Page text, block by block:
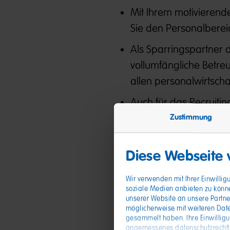
Zustimmung
Diese
Wir verwenden mit Ihrer
soziale Medien anbieten zu
unserer Website an unsere
möglicherweise mit weiteren
gesammelt haben. Ihre
angemessenes
Mit Ihrem
Sie den
Als Sparringspartner
vollumfängliche
allen
Auch für das
inklusive der
Mit Ihrer Expertise